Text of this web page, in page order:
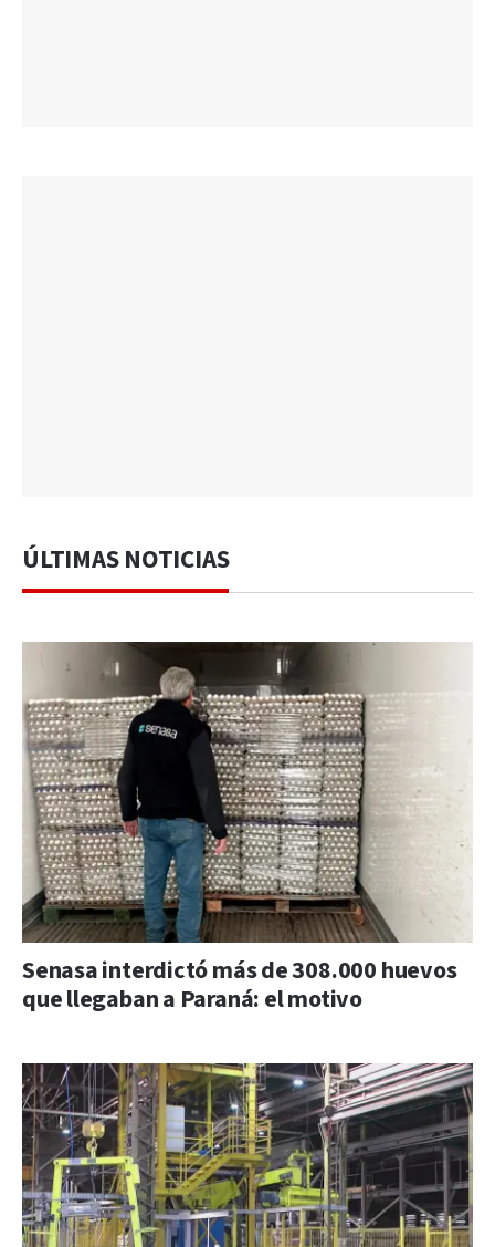
ÚLTIMAS NOTICIAS
Senasa interdictó más de 308.000 huevos
que llegaban a Paraná: el motivo